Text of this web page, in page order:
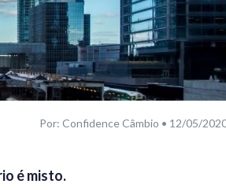
Por: Confidence Câmbio • 12/05/
é misto.